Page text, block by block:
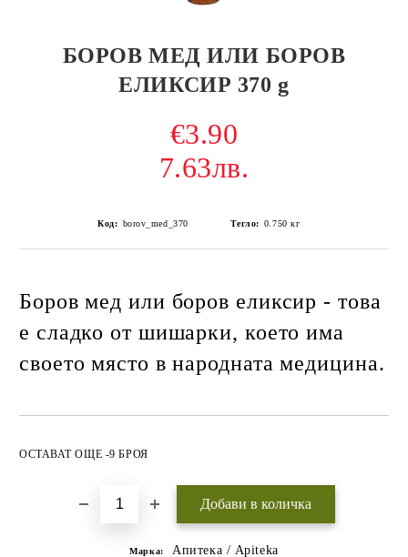
БОРОВ МЕД ИЛИ БОРОВ
ЕЛИКСИР 370 g
€3.90
7.63лв.
Код: borov_med_370 Тегло: 0.750 кг
Боров мед или боров еликсир - това
е сладко от шишарки, което има
своето място в народната медицина.
ОСТАВАТ ОЩЕ -9 БРОЯ
Марка: Апитека / Apiteka